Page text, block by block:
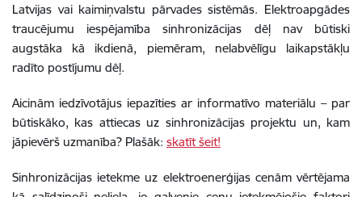
Latvijas vai kaimiņvalstu pārvades sistēmās. Elektroapgādes
traucējumu iespējamība sinhronizācijas dēļ nav būtiski
augstāka kā ikdienā, piemēram, nelabvēlīgu laikapstākļu
radīto postījumu dēļ.
Aicinām iedzīvotājus iepazīties ar informatīvo materiālu – par
būtiskāko, kas attiecas uz sinhronizācijas projektu un, kam
jāpievērš uzmanība? Plašāk: skatīt šeit!
Sinhronizācijas ietekme uz elektroenerģijas cenām vērtējama